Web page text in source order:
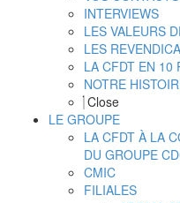
INTERVIEWS
LES VALEURS
LES
LA CFDT EN 10
NOTRE
Close
LE GROUPE
LA CFDT À LA
DU GROUPE
CMIC
FILIALES